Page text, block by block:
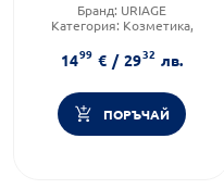
Бранд: URIAGE
Категория: Козметика,
Продуктова линия:BARIESUN
1499 € / 2932 лв.
ПОРЪЧАЙ